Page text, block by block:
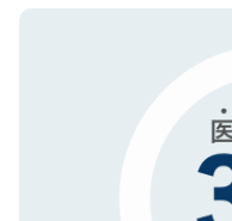
で、機密保持
ので、まずは